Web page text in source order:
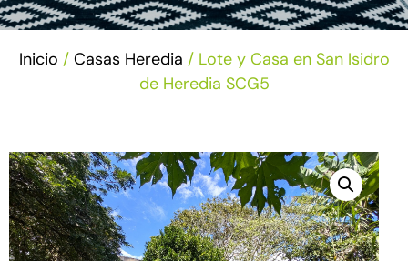
Inicio / Casas Heredia / Lote y Casa en San Isidro
de Heredia SCG5